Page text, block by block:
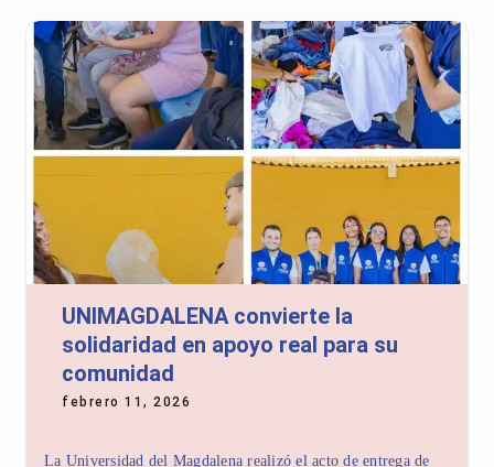
UNIMAGDALENA convierte la
solidaridad en apoyo real para su
comunidad
febrero 11, 2026
La Universidad del Magdalena realizó el acto de entrega de